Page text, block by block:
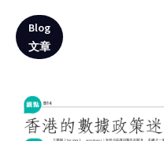
Blog
文章